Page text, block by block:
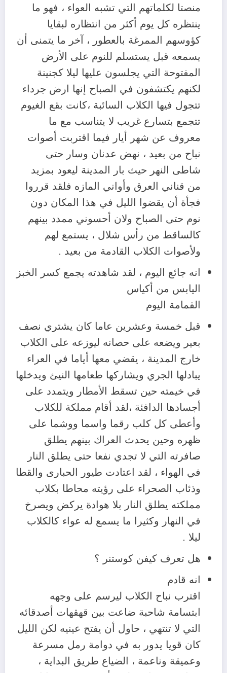
منصتا لكلماتهم التي تشبه العواء ، فهو ما
ينتظره كل يوم أكثر من انتظاره لبقايا
كؤوسهم الممرغة بالعطور ، آخر ما يتمنى أن
يسمعه قبل يستسلم للنوم على الأرض
المفتوحة التي يجلسون عليها ليلا كجنينة
لكنهم يكتشفون في الصباح إنها ارض جرداء
تتجول فيها الكلاب السائبة ،كانت بقع الغيوم
تتجمع بتسارع غريب لا يتناسب مع ما
معروف عن شهر أيار فيما اقتربت أصوات
نباح من بعيد ، نهض عدنان وسار حتى
شاطى النهر حيث بار المدينة ليعود بمزيد
من قناني العرق وأواني المازه فلقد قرروا
فجأة أن يقضوا الليل في هذا المكان دون
نوم حتى الصباح ولان أحسوني ممدد بينهم
كالساقط من رأس شلال ، يستمع لهم
ولأصوات الكلاب القادمة من بعيد .
انه جائع اليوم ، لقد شاهدته يجمع كسر الخبز
اليابس من أكياس
القمامة اليوم
قبل خمسة وعشرين عاما كان يشتري نصف
بعير ويضعه على حصانه ليوزعه على الكلاب
خارج المدينة ، يقضي معها أياما في العراء
يبادلها الجري ويشاركها طعامها النيئ ويدخلها
في خيمته حين تسقط الأمطار ويتمدد على
أجسادها الدافئة ،لقد أقام مملكة للكلاب
وأعطى كل كلب رقما واسما ووشما على
ظهره وحين يحدث العراك بينهم يطلق
صافرته التي لا تجدي نفعا حتى يطلق النار
في الهواء ، لقد اعتادت طيور الحبارى والقطا
وذئاب الصحراء على رؤيته محاطا بكلاب
مملكته يطلق النار بلا هوادة يركض ويصرخ
في النهار وكثيرا ما يسمع له عواء كالكلاب
ليلا .
هل تعرف كيفن كوستنر ؟
انه قادم
اقترب نباح الكلاب ليرسم على وجهه
ابتسامة شاحبة ضاعت بين قهقهات أصدقائه
التي لا تنتهي ، حاول أن يفتح عينيه لكن الليل
كان قويا يدور به في دوامة رمل مسرعة
وعميقة وناعمة ، الضياع طريق البداية ،